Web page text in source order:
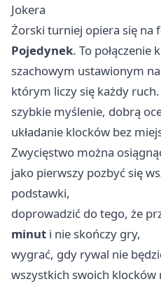
Jokera
Żorski turniej opiera się na
Pojedynek. To połączenie
szachowym ustawionym na
którym liczy się każdy
szybkie myślenie, dobrą
układanie klocków bez
Zwycięstwo można
jako pierwszy pozbyć się
podstawki,
doprowadzić do tego, że
minut i nie skończy gry,
wygrać, gdy rywal nie
wszystkich swoich klocków